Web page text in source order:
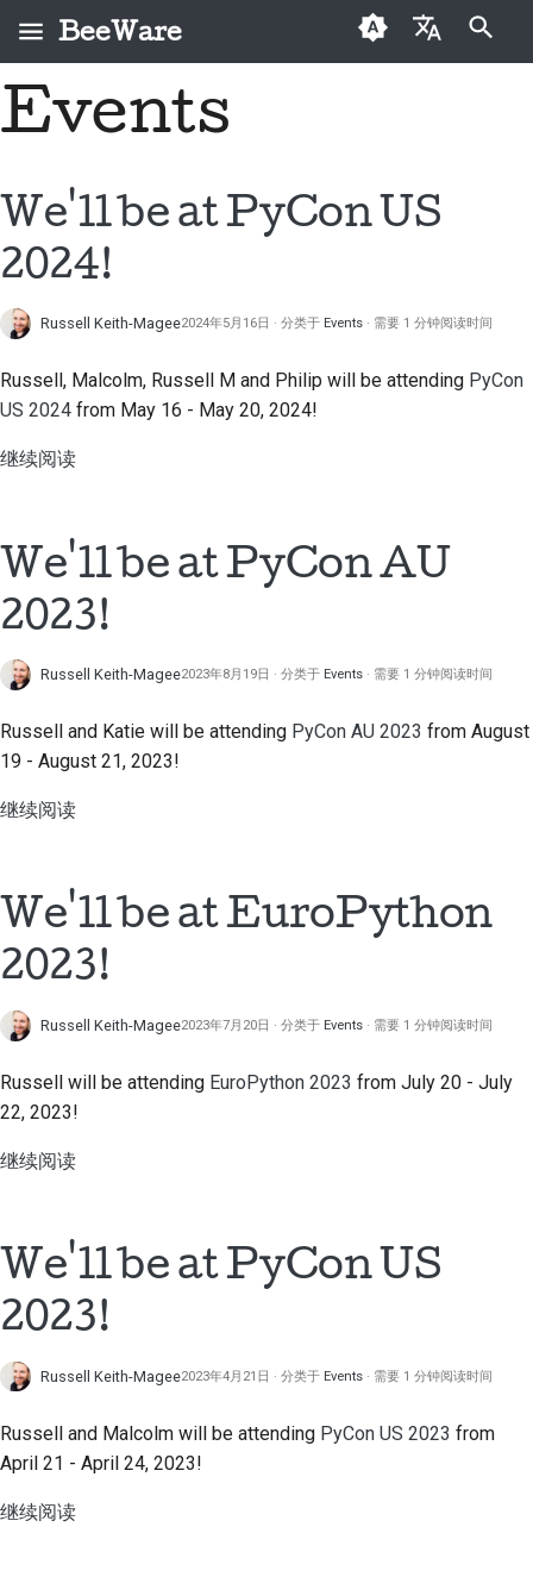
BeeWare
Español
فارسی
한국어
Português
Tiếng Việt
键入以开始搜索
什么是 BeeWare？
蜜蜂团队
联系
品牌规范
BeeWare 社区行为准则
首次投稿者
投稿指南
编写文档
提出新功能
搭建开发环境
添加变更说明
提供审核
提交新问题
版本发布流程
文档风格指南
2026
2022
2021
2020
2018
2017
2016
2014
2013
Events
We'll be at PyCon US
2024!
Russell Keith-Magee2024年5月16日 分类于 Events 需要 1 分钟阅读时间
Russell, Malcolm, Russell M and Philip will be attending PyCon
US 2024 from May 16 - May 20, 2024!
继续阅读
We'll be at PyCon AU
2023!
Russell Keith-Magee2023年8月19日 分类于 Events 需要 1 分钟阅读时间
Russell and Katie will be attending PyCon AU 2023 from August
19 - August 21, 2023!
继续阅读
We'll be at EuroPython
2023!
Russell Keith-Magee2023年7月20日 分类于 Events 需要 1 分钟阅读时间
Russell will be attending EuroPython 2023 from July 20 - July
22, 2023!
继续阅读
We'll be at PyCon US
2023!
Russell Keith-Magee2023年4月21日 分类于 Events 需要 1 分钟阅读时间
Russell and Malcolm will be attending PyCon US 2023 from
April 21 - April 24, 2023!
继续阅读